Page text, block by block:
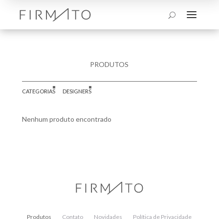
U a
PRODUTOS
CATEGORIAS DESIGNERS
Nenhum produto encontrado
Produtos Contato Novidades
Política de Privacidade